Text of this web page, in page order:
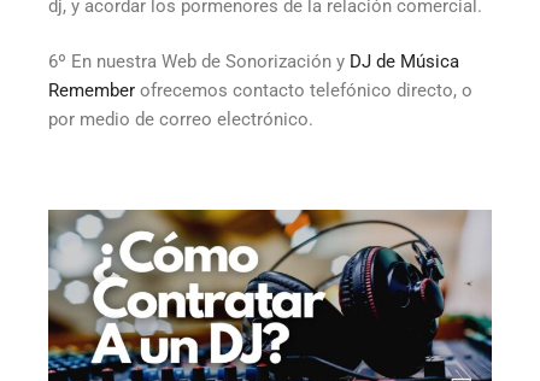
dj, y acordar los pormenores de la relación comercial.
6º En nuestra Web de Sonorización y DJ de Música
Remember ofrecemos contacto telefónico directo, o
por medio de correo electrónico.